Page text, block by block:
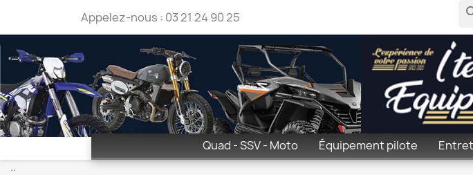
Appelez-nous : 03 21 24 90 25
Quad - SSV - Moto Équipement pilote
..